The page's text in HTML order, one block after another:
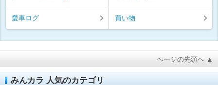
愛車ログ 買い物
ページの先頭へ ▲
みんカラ 人気のカテゴリ